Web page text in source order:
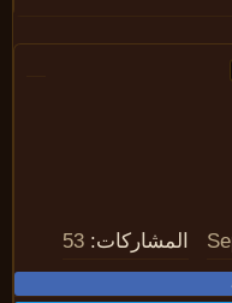
المشاركات: 53